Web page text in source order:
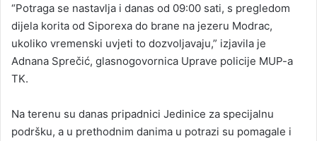
“Potraga se nastavlja i danas od 09:00 sati, s pregledom
dijela korita od Siporexa do brane na jezeru Modrac,
ukoliko vremenski uvjeti to dozvoljavaju,” izjavila je
Adnana Sprečić, glasnogovornica Uprave policije MUP-a
TK.
Na terenu su danas pripadnici Jedinice za specijalnu
podršku, a u prethodnim danima u potrazi su pomagale i